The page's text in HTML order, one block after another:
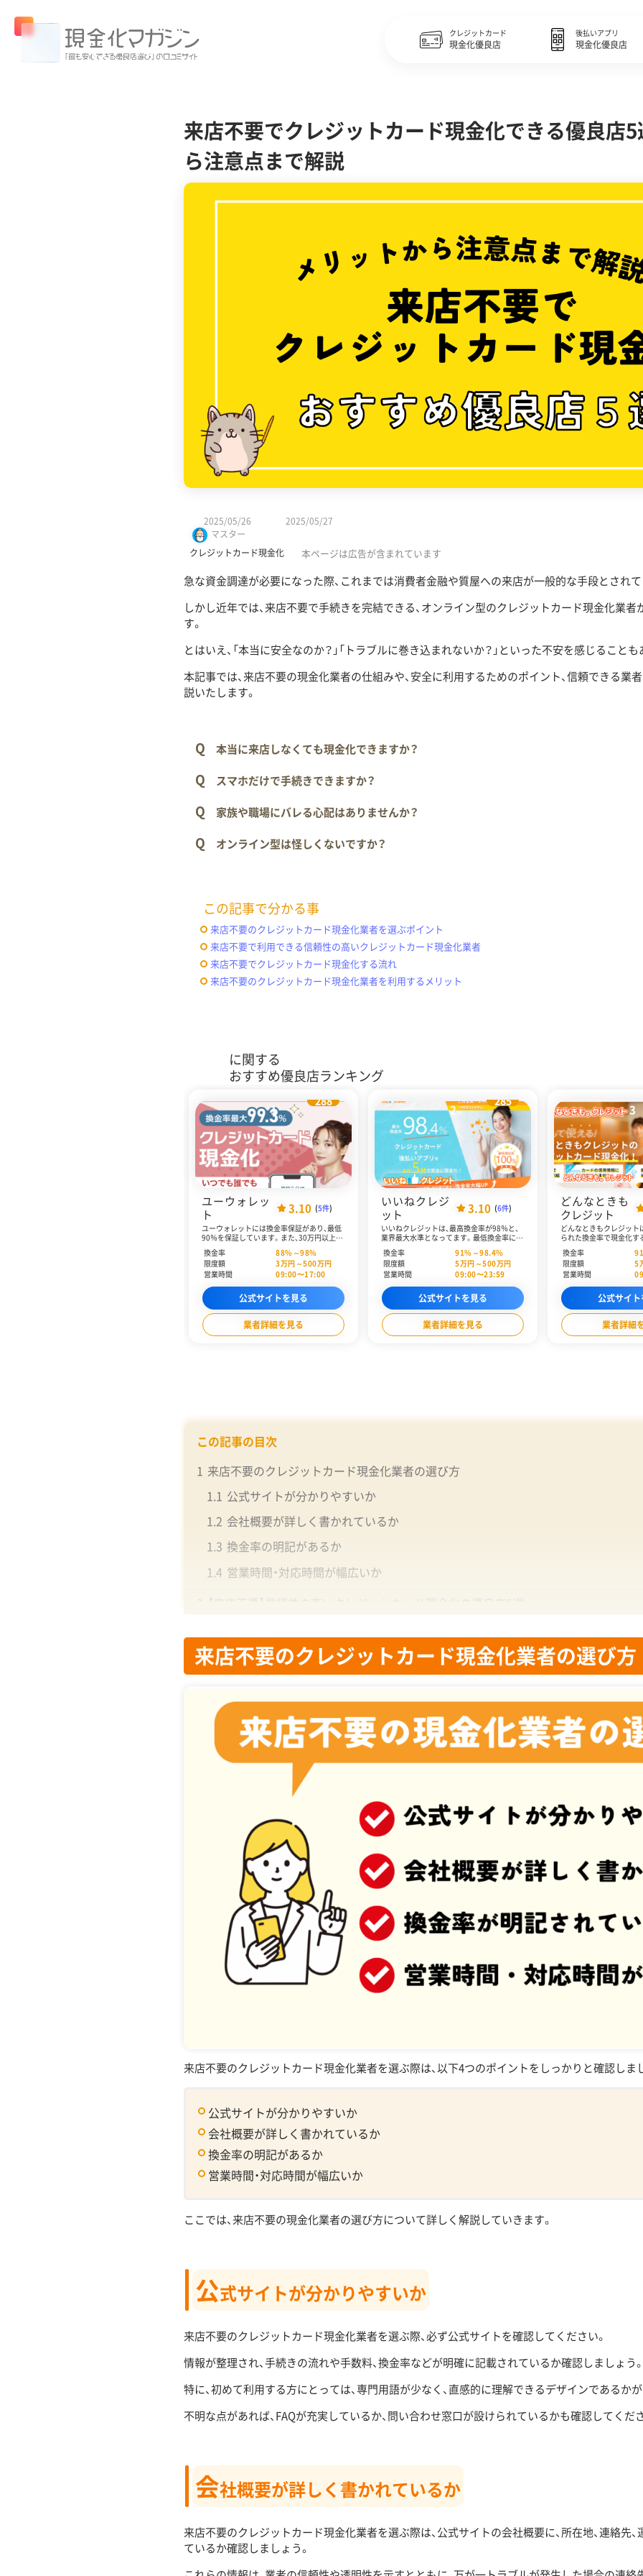
クレジットカード
現金化優良店
後払いアプリ
現金化優良店
来店不要でクレジットカード現金化できる優良店5
ら注意点まで解説
2025/05/26
2025/05/27
マスター
クレジットカード現金化
本ページは広告が含まれています
急な資金調達が必要になった際、これまでは消費者金融や質屋への来店が一般的な手段とされ
しかし近年では、来店不要で手続きを完結できる、オンライン型のクレジットカード現金化業者
す。
とはいえ、「本当に安全なのか？」「トラブルに巻き込まれないか？」といった不安を感じること
本記事では、来店不要の現金化業者の仕組みや、安全に利用するためのポイント、信頼できる業
説いたします。
Q 本当に来店しなくても現金化できますか？
Q スマホだけで手続きできますか？
Q 家族や職場にバレる心配はありませんか？
Q オンライン型は怪しくないですか？
この記事で分かる事
来店不要のクレジットカード現金化業者を選ぶポイント
来店不要で利用できる信頼性の高いクレジットカード現金化業者
来店不要でクレジットカード現金化する流れ
来店不要のクレジットカード現金化業者を利用するメリット
に関する
おすすめ優良店ランキング
1
288
ユーウォレッ
ト
3.10 (5件)
ユーウォレットには換金率保証があり、最低
90％を保証しています。また、30万円以上の
用時に換金率∔1％を保証しています。ユー
ウォレットは換金率を重視する人におすすめ
の現金化業者となっています。現金化プラン
の2つのプランを準備。それぞれの状況に合
ったプランを選んで現金化できます。
換金率 88%～98%
限度額
3万円～500万円
営業時間
09:00〜17:00
公式サイトを見る
業者詳細を見る
2
285
いいねクレジ
ット
3.10 (6件)
いいねクレジットは、最高換金率が98％と、
業界最大水準となってます。最低換金率に関
中、いいねクレジットは91％と高く設定して
います。換金率の高さを重視する人にいいね
クレジットはおすすめです。また、創業して
ため、現金化がバレたくない人も安心して利
用できるでしょう。即日振込にも対応してい
るので、素早い現金化を希望する人にも最適
です。
換金率 91%～98.4%
限度額
5万円～500万円
営業時間
09:00〜23:59
公式サイトを見る
業者詳細を見る
3
どんなときも
クレジット
どんなときもクレジット
られた換金率で現金化す
率98％と、業界最高レベ
います。また、最短10分
能で、即日現金化も叶い
員以外のパート・アルバ
の方、収入が低い方でも
換金率
91
限度額
5
営業時間
公式サイ
業者詳細
この記事の目次
1 来店不要のクレジットカード現金化業者の選び方
1.1 公式サイトが分かりやすいか
1.2 会社概要が詳しく書かれているか
1.3 換金率の明記があるか
1.4 営業時間・対応時間が幅広いか
2.2 1位｜オンラインキャッシュ｜創業18年以上の実績ある老舗の優良業者
2.3 2位｜ユーウォレット｜初めてのご利用で換金率が3％アップ
2.4 3位｜いいねクレジット｜新規のお客様や他社からの乗り換えでさらに換金率ア
4位｜プレミアム｜電話対応不要でスムーズに利用可能
2.6
5位｜ANYTIME(エニタイム)｜換金率80％保証＆最短3分で振込対応
来店不要でクレジットカード現金化する流れ
本人確認書類の提出
現金化するための商品購入の案内を受ける
商品の購入・手続きの完了連絡
口座に現金が振り込まれる
来店不要のクレジットカード現金化業者を利用するメリット
全国どこからでも現金化できる
換金率が高く必要な金額をつくりやすい
5 来店不要で現金化したいなら信頼できる優良店に依頼しよう！
来店不要のクレジットカード現金化業者の選び方
来店不要のクレジットカード現金化業者を選ぶ際は、以下4つのポイントをしっかりと確認しま
公式サイトが分かりやすいか
会社概要が詳しく書かれているか
換金率の明記があるか
営業時間・対応時間が幅広いか
ここでは、来店不要の現金化業者の選び方について詳しく解説していきます。
公式サイトが分かりやすいか
来店不要のクレジットカード現金化業者を選ぶ際、必ず公式サイトを確認してください。
情報が整理され、手続きの流れや手数料、換金率などが明確に記載されているか確認しましょう
特に、初めて利用する方にとっては、専門用語が少なく、直感的に理解できるデザインであるか
不明な点があれば、FAQが充実しているか、問い合わせ窓口が設けられているかも確認してくだ
会社概要が詳しく書かれているか
来店不要のクレジットカード現金化業者を選ぶ際は、公式サイトの会社概要に、所在地、連絡先
ているか確認しましょう。